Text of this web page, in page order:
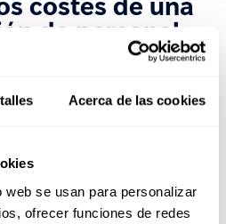
Acerca de las cookies
se usan para personalizar
ofrecer funciones de redes
costes de una
de personal
empleados de forma regular
como tampoco lo son los
financieros, como las